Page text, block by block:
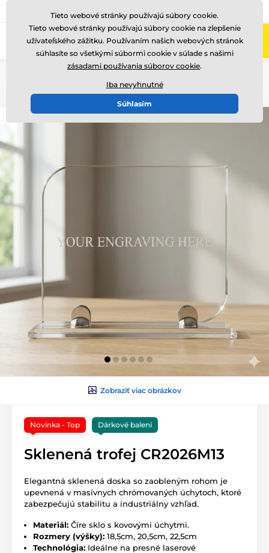
Zavolajte nám (Po-Pi 8-17) +421220255160
Zobraziť viac obrázkov
Novinka - Top Dárkové balení
Sklenená trofej CR2026M13
Elegantná sklenená doska so zaobleným rohom je
upevnená v masívnych chrómovaných úchytoch, ktoré
zabezpečujú stabilitu a industriálny vzhľad.
Materiál: Číre sklo s kovovými úchytmi.
Rozmery (výšky): 18,5cm, 20,5cm, 22,5cm
Technológia: Ideálne na presné laserové
Tieto webové stránky používajú súbory cookie.
Tieto webové stránky používajú súbory cookie na zlepšenie
užívateľského zážitku. Používaním našich webových stránok
súhlasíte so všetkými súbormi cookie v súlade s našimi
zásadami používania súborov cookie.
Iba nevyhnutné
Súhlasím